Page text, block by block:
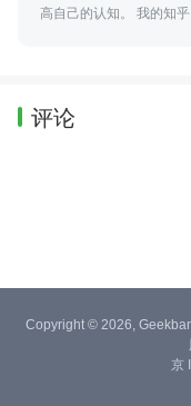
高自己的认知。 我的知
评论
Copyright © 2026,
京